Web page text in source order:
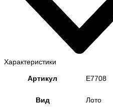
Характеристики
Артикул E7708
Вид Лото